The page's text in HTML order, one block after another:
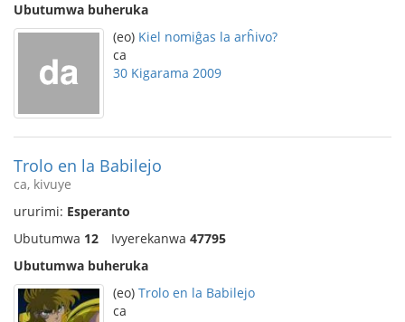
Ubutumwa buheruka
(eo) Kiel nomiĝas la arĥivo?
ca
30 Kigarama 2009
Trolo en la Babilejo
ca, kivuye
ururimi: Esperanto
Ubutumwa 12 Ivyerekanwa 47795
Ubutumwa buheruka
(eo) Trolo en la Babilejo
ca